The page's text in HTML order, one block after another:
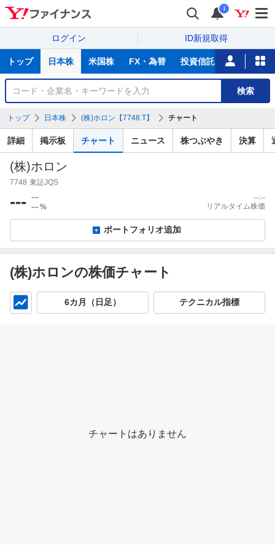
i
ログイン ID新規取得
サ
トップ 日本株 米国株 FX・為替 投資信託 ニュース
銘
検
索
検索
トップ 日本株 (株)ホロン【7748.T】 チャート
詳細 掲示板 チャート ニュース 株つぶやき 決算
(株)ホロン
7748 東証JQS
--- ---
---%
--:--
リアルタイム株価
ポートフォリオ追加
(株)ホロンの株価チャート
6カ月（日足） テクニカル指標
チャートはありません